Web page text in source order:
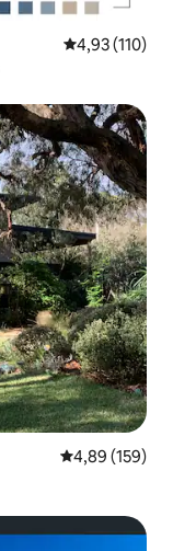
Note
4,93 (110)
Note
4,89 (159)